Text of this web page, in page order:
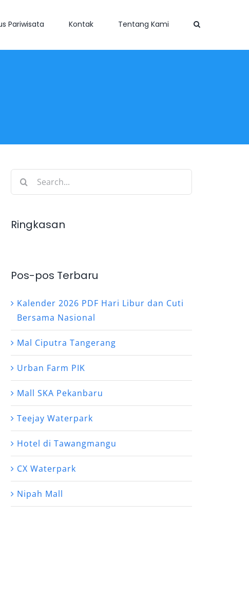
Pariwisata Kontak Tentang Kami
Search
Ringkasan
Pos-pos Terbaru
Kalender 2026 PDF Hari Libur dan Cuti
Bersama Nasional
Mal Ciputra Tangerang
Urban Farm PIK
Mall SKA Pekanbaru
Teejay Waterpark
Hotel di Tawangmangu
CX Waterpark
Nipah Mall